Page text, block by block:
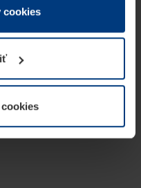
ukladať na Vašom
ostatné typy cookie
povolenie môžete
vo vysvetlení cookie
cookies